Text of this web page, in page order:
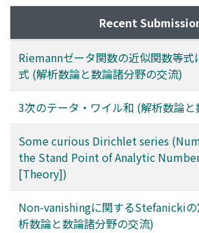
Recent
Riemannゼータ関数の近似関数等式
式 (解析数論と数論諸分野の交流)
3次のテータ・ワイル和 (解析数論
Some curious Dirichlet series
the Stand Point of Analytic
[Theory])
Non-vanishingに関するStefanicki
析数論と数論諸分野の交流)